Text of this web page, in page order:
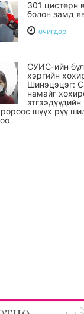
301 цистерн
болон замд
өчигдѳр
СУИС-ийн
хэргийн
Шинэцэцэг:
намайг
этгээдүүдийн
шүүх рүү